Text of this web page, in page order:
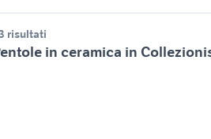
risultati
in ceramica in